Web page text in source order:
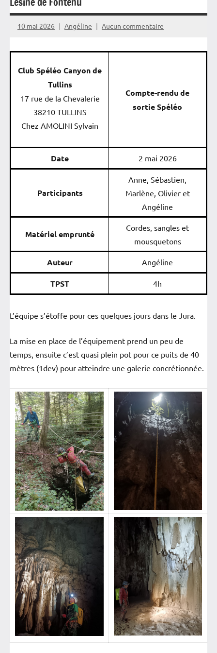
10 mai 2026 Angéline Aucun commentaire
Club Spéléo Canyon de
Tullins
17 rue de la Chevalerie
38210 TULLINS
Chez AMOLINI Sylvain
Compte-rendu de
sortie Spéléo
Date 2 mai 2026
Participants
Anne, Sébastien,
Marlène, Olivier et
Angéline
Matériel emprunté
Cordes, sangles et
mousquetons
Auteur Angéline
TPST 4h
L’équipe s’étoffe pour ces quelques jours dans le Jura.
La mise en place de l’équipement prend un peu de
temps, ensuite c’est quasi plein pot pour ce puits de 40
mètres (1dev) pour atteindre une galerie concrétionnée.